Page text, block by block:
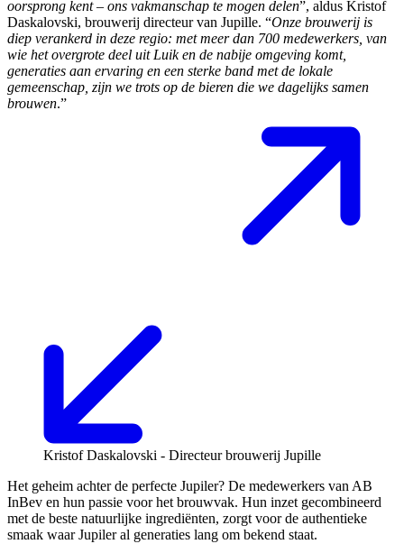
oorsprong kent – ons vakmanschap te mogen delen”, aldus Kristof
Daskalovski, brouwerij directeur van Jupille. “Onze brouwerij is
diep verankerd in deze regio: met meer dan 700 medewerkers, van
wie het overgrote deel uit Luik en de nabije omgeving komt,
generaties aan ervaring en een sterke band met de lokale
gemeenschap, zijn we trots op de bieren die we dagelijks samen
brouwen.”
Kristof Daskalovski - Directeur brouwerij Jupille
Het geheim achter de perfecte Jupiler? De medewerkers van AB
InBev en hun passie voor het brouwvak. Hun inzet gecombineerd
met de beste natuurlijke ingrediënten, zorgt voor de authentieke
smaak waar Jupiler al generaties lang om bekend staat.